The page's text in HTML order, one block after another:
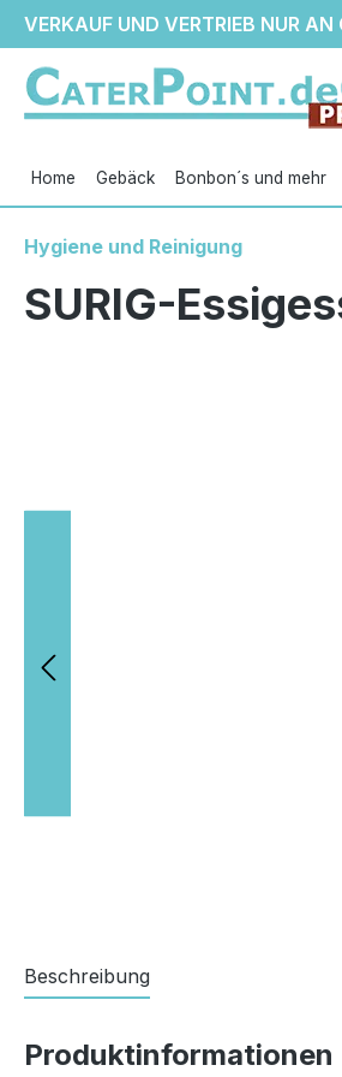
Hauptinhalt springen
Zur Suche springen
Zur Hauptnavigation springen
VERKAUF UND VERTRIEB NUR AN
Home Gebäck Bonbon´s und mehr
Hygiene und Reinigung
SURIG-
Beschreibung